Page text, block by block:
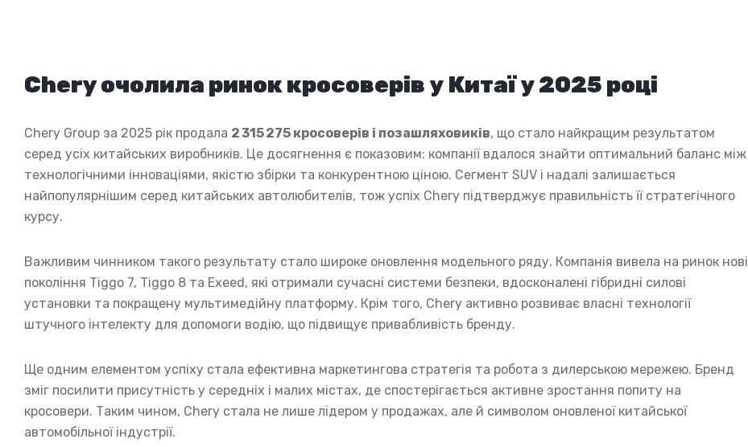
Chery очолила ринок кросоверів у Китаї у 2025 році
Chery Group за 2025 рік продала 2 315 275 кросоверів і позашляховиків, що стало найкращим результатом
серед усіх китайських виробників. Це досягнення є показовим: компанії вдалося знайти оптимальний баланс між
технологічними інноваціями, якістю збірки та конкурентною ціною. Сегмент SUV і надалі залишається
найпопулярнішим серед китайських автолюбителів, тож успіх Chery підтверджує правильність її стратегічного
курсу.
Важливим чинником такого результату стало широке оновлення модельного ряду. Компанія вивела на ринок нові
покоління Tiggo 7, Tiggo 8 та Exeed, які отримали сучасні системи безпеки, вдосконалені гібридні силові
установки та покращену мультимедійну платформу. Крім того, Chery активно розвиває власні технології
штучного інтелекту для допомоги водію, що підвищує привабливість бренду.
Ще одним елементом успіху стала ефективна маркетингова стратегія та робота з дилерською мережею. Бренд
зміг посилити присутність у середніх і малих містах, де спостерігається активне зростання попиту на
кросовери. Таким чином, Chery стала не лише лідером у продажах, але й символом оновленої китайської
автомобільної індустрії.